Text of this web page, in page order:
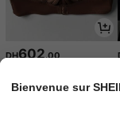
DH602.00
Bienvenue sur